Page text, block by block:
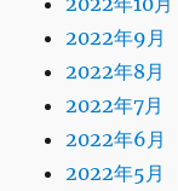
2022年9月
2022年8月
2022年7月
2022年6月
2022年5月